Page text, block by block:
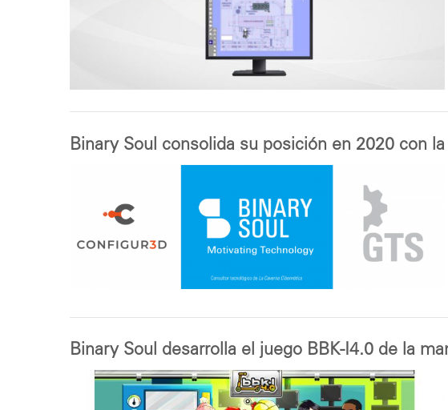
Binary Soul consolida su posición en 2020 con
Binary Soul desarrolla el juego BBK-I4.0 de la